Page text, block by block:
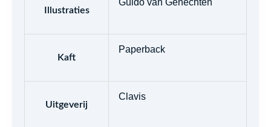
Illustraties
Guido van Genechten
Kaft
Paperback
Uitgeverij
Clavis